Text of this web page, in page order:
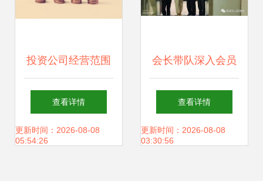
投资公司经营范围
界定 聚焦实业投资
的合法路径与策略
查看详情
更新时间：2026-08-08
05:54:26
会长带队深入会员
企业走访调研 聚焦
实业投资助力发展
查看详情
更新时间：2026-08-08
03:30:56